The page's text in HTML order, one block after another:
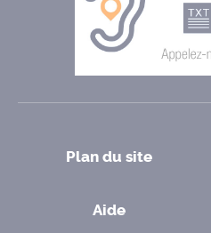
Plan du site
Aide